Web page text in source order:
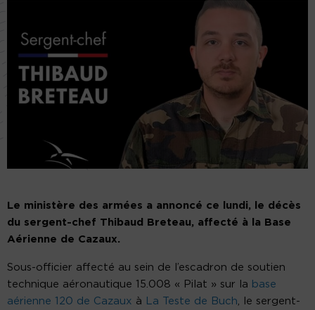
Le ministère des armées a annoncé ce lundi, le décès
du sergent-chef Thibaud Breteau, affecté à la Base
Aérienne de Cazaux.
Sous-officier affecté au sein de l’escadron de soutien
technique aéronautique 15.008 « Pilat » sur la base
aérienne 120 de Cazaux à La Teste de Buch, le sergent-